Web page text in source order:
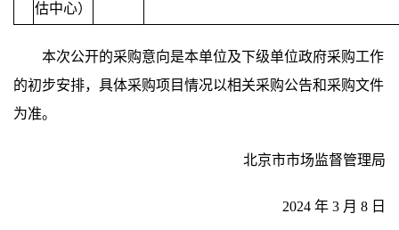
估中心）
本次公开的采购意向是本单位及下级单位政府采购工作
的初步安排，具体采购项目情况以相关采购公告和采购文件
为准。
北京市市场监督管理局
2024 年 3 月 8 日